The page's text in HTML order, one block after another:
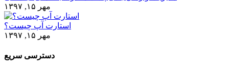
مهر ۱۵, ۱۳۹۷
استارت آپ چیست؟
مهر ۱۵, ۱۳۹۷
دسترسی سریع